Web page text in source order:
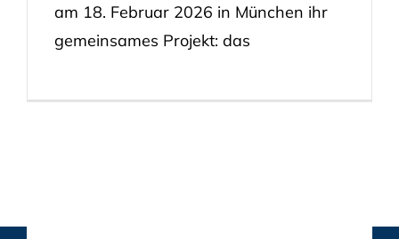
am 18. Februar 2026 in München ihr
gemeinsames Projekt: das